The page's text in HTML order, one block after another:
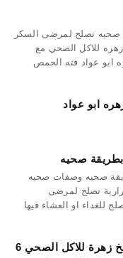
صحيه تصلح لمرضى السكر
للاكل الصحي مع
ابو عواد فته الحمص
ابو عواد
بطريقة صحيه
صحيه وصفات صحيه
تصلح لمرضى
للغداء او العشاء فيها
للاكل الصحي 6